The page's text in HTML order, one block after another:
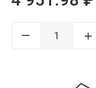
– +